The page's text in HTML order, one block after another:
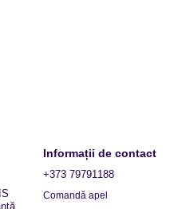
Informații de contact
+373 79791188
Comandă apel